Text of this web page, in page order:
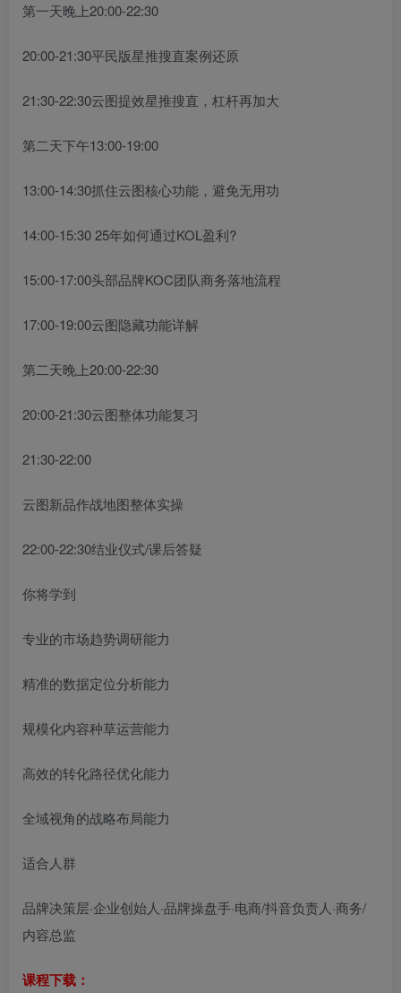
第一天晚上20:00-22:30
20:00-21:30平民版星推搜直案例还原
21:30-22:30云图提效星推搜直，杠杆再加大
第二天下午13:00-19:00
13:00-14:30抓住云图核心功能，避免无用功
14:00-15:30 25年如何通过KOL盈利?
15:00-17:00头部品牌KOC团队商务落地流程
17:00-19:00云图隐藏功能详解
第二天晚上20:00-22:30
20:00-21:30云图整体功能复习
21:30-22:00
云图新品作战地图整体实操
22:00-22:30结业仪式/课后答疑
你将学到
专业的市场趋势调研能力
精准的数据定位分析能力
规模化内容种草运营能力
高效的转化路径优化能力
全域视角的战略布局能力
适合人群
品牌决策层·企业创始人·品牌操盘手·电商/抖音负责人·商务/
内容总监
课程下载：